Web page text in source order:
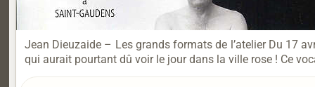
Jean Dieuzaide – Les grands formats de l’atelier Du 17
qui aurait pourtant dû voir le jour dans la ville rose ! Ce